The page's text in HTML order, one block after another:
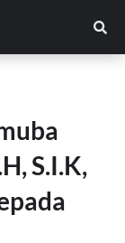
S.I.K,